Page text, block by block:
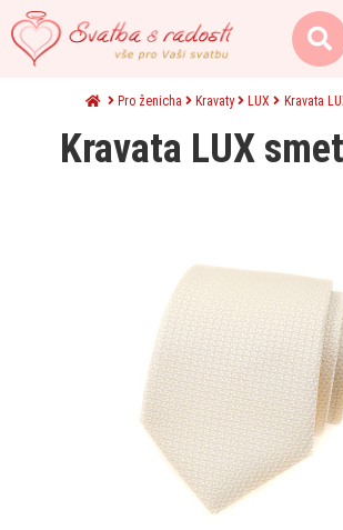
Pro ženicha Kravaty LUX Kravata
Kravata LUX